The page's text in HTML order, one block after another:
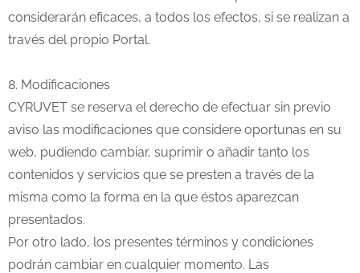
considerarán eficaces, a todos los efectos, si se realizan a
través del propio Portal.
8. Modificaciones
CYRUVET se reserva el derecho de efectuar sin previo
aviso las modificaciones que considere oportunas en su
web, pudiendo cambiar, suprimir o añadir tanto los
contenidos y servicios que se presten a través de la
misma como la forma en la que éstos aparezcan
presentados.
Por otro lado, los presentes términos y condiciones
podrán cambiar en cualquier momento. Las